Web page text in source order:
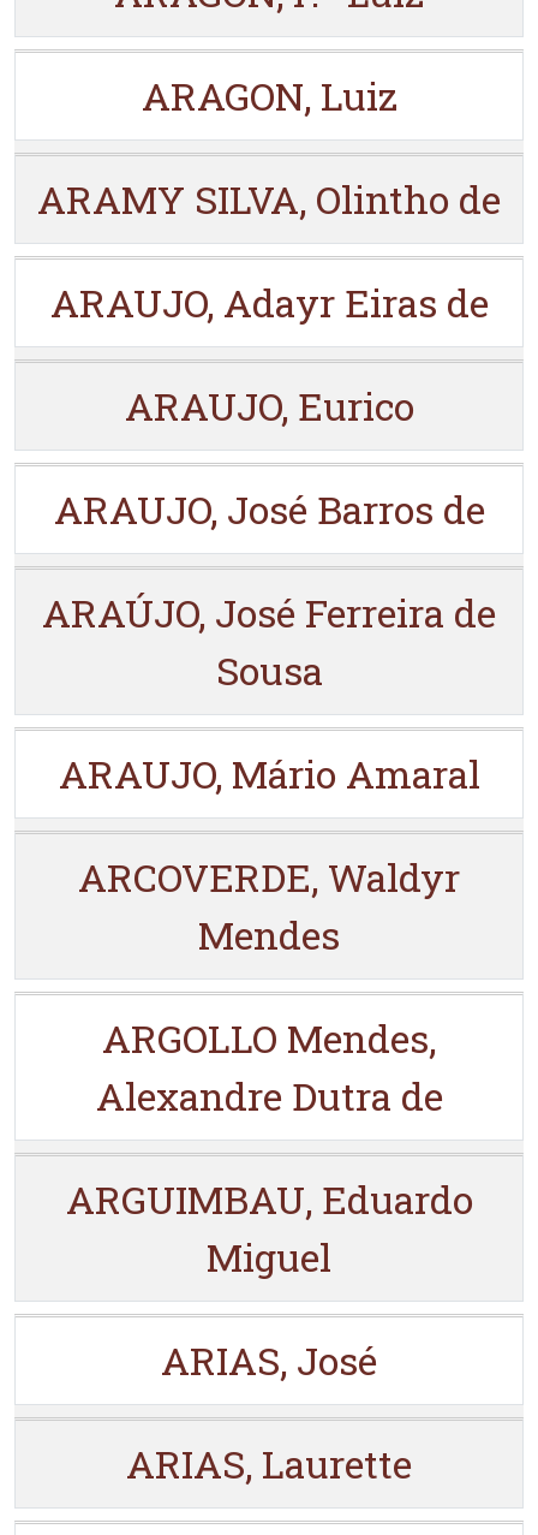
ARAGON, Luiz
ARAMY SILVA, Olintho de
ARAUJO, Adayr Eiras de
ARAUJO, Eurico
ARAUJO, José Barros de
ARAÚJO, José Ferreira de
Sousa
ARAUJO, Mário Amaral
ARCOVERDE, Waldyr
Mendes
ARGOLLO Mendes,
Alexandre Dutra de
ARGUIMBAU, Eduardo
Miguel
ARIAS, José
ARIAS, Laurette